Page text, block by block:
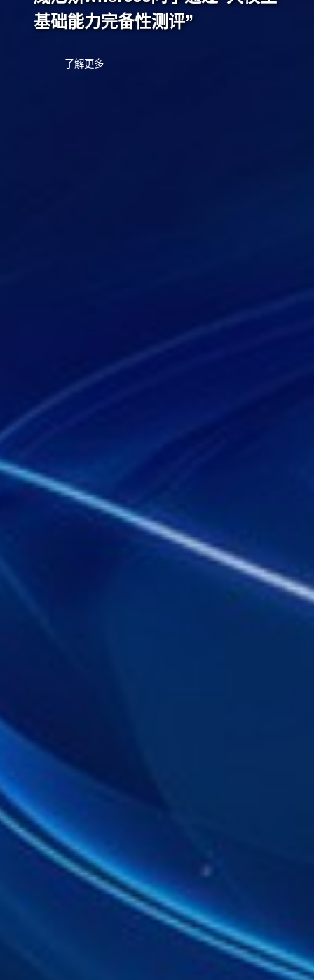
基础能力完备性测评”
了解更多